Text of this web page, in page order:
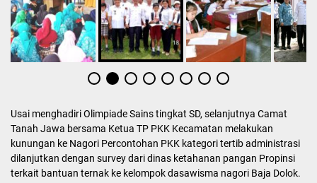
Usai menghadiri Olimpiade Sains tingkat SD, selanjutnya Camat
Tanah Jawa bersama Ketua TP PKK Kecamatan melakukan
kunungan ke Nagori Percontohan PKK kategori tertib administrasi
dilanjutkan dengan survey dari dinas ketahanan pangan Propinsi
terkait bantuan ternak ke kelompok dasawisma nagori Baja Dolok.